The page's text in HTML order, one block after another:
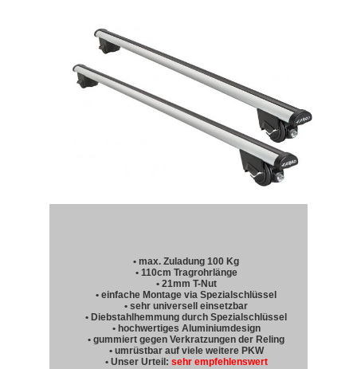
• max. Zuladung 100 Kg
• 110cm Tragrohrlänge
• 21mm T-Nut
• einfache Montage via Spezialschlüssel
• sehr universell einsetzbar
• Diebstahlhemmung durch Spezialschlüssel
• hochwertiges Aluminiumdesign
• gummiert gegen Verkratzungen der Reling
• umrüstbar auf viele weitere PKW
• Unser Urteil: sehr empfehlenswert